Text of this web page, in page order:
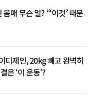
매 무슨 일? “‘이것’ 때문
디제인, 20kg 빼고 완벽히
은 ‘이 운동’?